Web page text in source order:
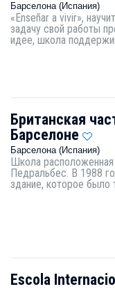
Барселона (Испания)
«Enseñar a vivir»,
задачу свой работы
идее, школа
Британская
Барселоне
Барселона (Испания)
Школа
Педральбес. В 1988
здание, которое было
Escola